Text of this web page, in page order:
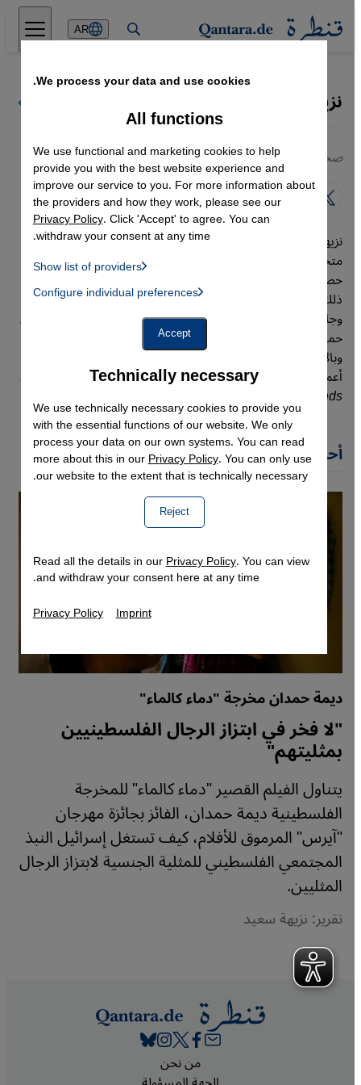
Direkt zum Inhalt springen
AR
نزيهة سعيد
صحفية
نزيهة سعيد صحفية من البحرين وتعيش في ألمانيا. وهي
متخصصة في حقوق الإنسان والسياسة وقضايا النوع الاجتماعي.
حصلت على العديد من الجوائز خلال مسيرتها المهنية، بما في
ذلك جائزة يوهان فيليب بالم لحرية التعبير والصحافة عام 2014،
وجائزة هيكل للصحافة العربية. تعمل سعيد أيضًا كمدربة في مجال
حماية وسلامة الصحفيين وقضايا النوع الاجتماعي في الصحافة.
وبالإضافة إلى عملها الصحفي، فهي محررة مشاركة في تحرير
أعمال مثل " We Shall Bear Witness" و"Arab Berlin
Kein
Land, Nirgends"
أحدث مقالات نزيهة سعيد
ديمة حمدان مخرجة "دماء كالماء"
"لا فخر في ابتزاز الرجال الفلسطينيين
بمثليتهم"
يتناول الفيلم القصير "دماء كالماء" للمخرجة
الفلسطينية ديمة حمدان، الفائز بجائزة مهرجان
"آيرس" المرموق للأفلام، كيف تستغل إسرائيل النبذ
المجتمعي الفلسطيني للمثلية الجنسية لابتزاز الرجال
المثليين.
تقرير: نزيهة سعيد
Footer
من نحن
We process your data and use cookies.
Technically necessary
We use technically necessary cookies to provide you
with the essential functions of our website. We only
process your data on our own systems. You can read
more about this in ourPrivacy Policy. You can only use
our website to the extent that is technically necessary.
Reject
All functions
We use functional and marketing cookies to help
provide you with the best website experience and
improve our service to you. For more information about
the providers and how they work, please see our
Privacy Policy. Click 'Accept' to agree. You can
withdraw your consent at any time.
Show list of providers
Instagram Embed, Twitter Embed, Youtube Embed
Facebook Embed / Facebook Connect
Google Maps Embed
Configure individual preferences
Accept
Read all the details in ourPrivacy Policy. You can view
and withdraw your consent here at any time.
Privacy Policy Imprint